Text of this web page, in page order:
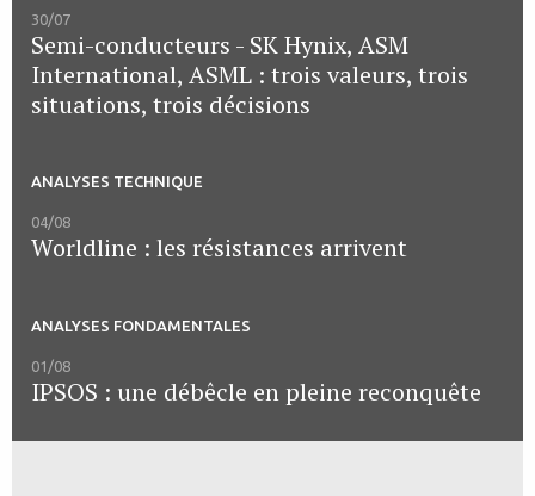
30/07
Semi-conducteurs - SK Hynix, ASM
International, ASML : trois valeurs, trois
situations, trois décisions
ANALYSES TECHNIQUE
04/08
Worldline : les résistances arrivent
ANALYSES FONDAMENTALES
01/08
IPSOS : une débêcle en pleine reconquête